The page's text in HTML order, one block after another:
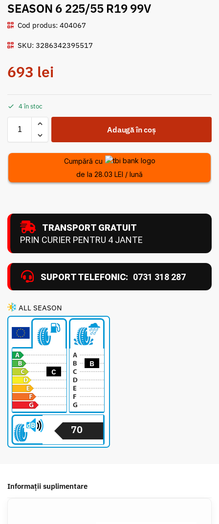
SEASON 6 225/55 R19 99V
Cod produs: 404067
SKU: 3286342395517
693 lei
4 în stoc
Adaugă în coș
Cumpără cu
de la 28.03 LEI / lună
TRANSPORT GRATUIT
PRIN CURIER PENTRU 4 JANTE
SUPORT TELEFONIC: 0731 318 287
ALL SEASON
C
B
70
Informații suplimentare